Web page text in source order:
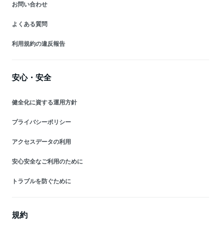
お問い合わせ
よくある質問
利用規約の違反報告
安心・安全
健全化に資する運用方針
プライバシーポリシー
アクセスデータの利用
安心安全なご利用のために
トラブルを防ぐために
規約